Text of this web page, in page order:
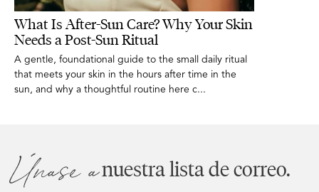
What Is After-Sun Care? Why Your Skin
Needs a Post-Sun Ritual
A gentle, foundational guide to the small daily ritual
that meets your skin in the hours after time in the
sun, and why a thoughtful routine here c...
Únase anuestra lista de correo.